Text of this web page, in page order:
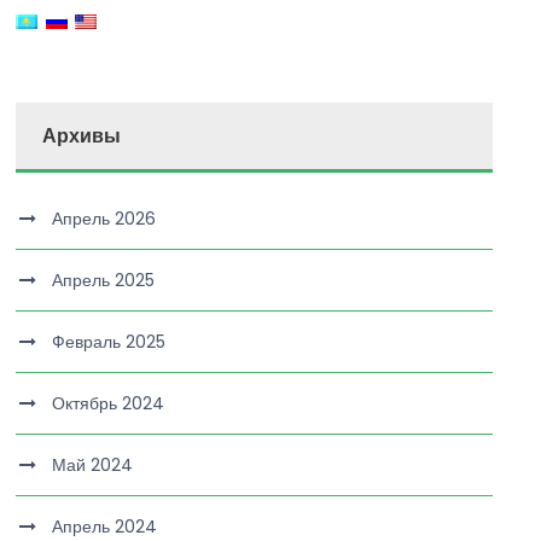
Архивы
Апрель 2026
Апрель 2025
Февраль 2025
Октябрь 2024
Май 2024
Апрель 2024